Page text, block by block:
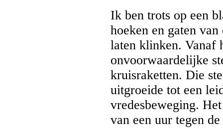
Ik ben trots op een
hoeken en gaten
laten klinken. Vanaf
onvoorwaardelijke
kruisraketten. Die
uitgroeide tot een
vredesbeweging.
van een uur tegen